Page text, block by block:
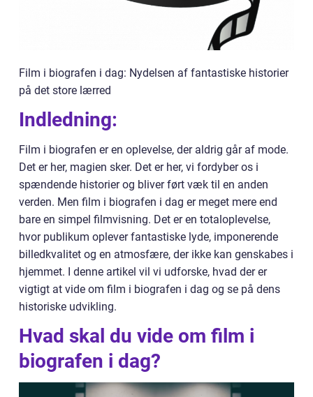
Film i biografen i dag: Nydelsen af fantastiske historier
på det store lærred
Indledning:
Film i biografen er en oplevelse, der aldrig går af mode.
Det er her, magien sker. Det er her, vi fordyber os i
spændende historier og bliver ført væk til en anden
verden. Men film i biografen i dag er meget mere end
bare en simpel filmvisning. Det er en totaloplevelse,
hvor publikum oplever fantastiske lyde, imponerende
billedkvalitet og en atmosfære, der ikke kan genskabes i
hjemmet. I denne artikel vil vi udforske, hvad der er
vigtigt at vide om film i biografen i dag og se på dens
historiske udvikling.
Hvad skal du vide om film i
biografen i dag?